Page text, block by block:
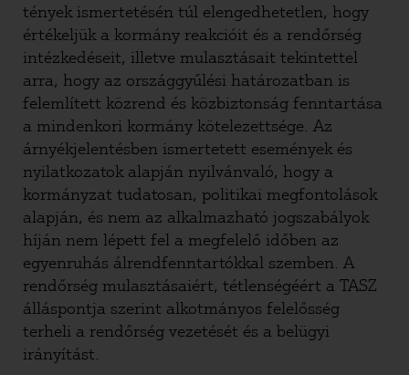
tények ismertetésén túl elengedhetetlen, hogy
értékeljük a kormány reakcióit és a rendőrség
intézkedéseit, illetve mulasztásait tekintettel
arra, hogy az országgyűlési határozatban is
felemlített közrend és közbiztonság fenntartása
a mindenkori kormány kötelezettsége. Az
árnyékjelentésben ismertetett események és
nyilatkozatok alapján nyilvánvaló, hogy a
kormányzat tudatosan, politikai megfontolások
alapján, és nem az alkalmazható jogszabályok
híján nem lépett fel a megfelelő időben az
egyenruhás álrendfenntartókkal szemben. A
rendőrség mulasztásaiért, tétlenségéért a TASZ
álláspontja szerint alkotmányos felelősség
terheli a rendőrség vezetését és a belügyi
irányítást.